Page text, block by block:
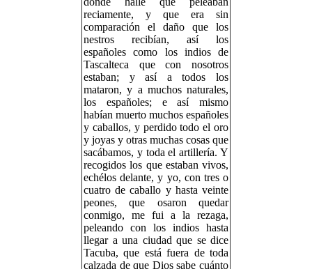
reciamente, y que era sin
comparación el daño que los
nestros recibían, así los
españoles como los indios de
Tascalteca que con nosotros
estaban; y así a todos los
mataron, y a muchos naturales,
los españoles; e así mismo
habían muerto muchos españoles
y caballos, y perdido todo el oro
y joyas y otras muchas cosas que
sacábamos, y toda el artillería. Y
recogidos los que estaban vivos,
echélos delante, y yo, con tres o
cuatro de caballo y hasta veinte
peones, que osaron quedar
conmigo, me fui a la rezaga,
peleando con los indios hasta
llegar a una ciudad que se dice
Tacuba, que está fuera de toda
calzada de que Dios sabe cuánto